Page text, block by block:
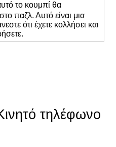
το κουμπί θα
παζλ. Αυτό είναι μια
ότι έχετε κολλήσει και
τηλέφωνο